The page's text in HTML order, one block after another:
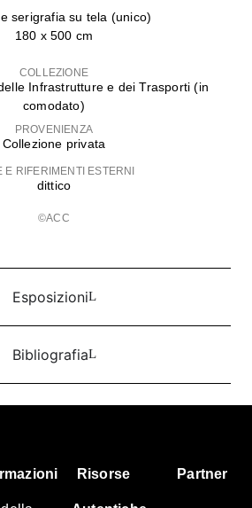
serigrafia su tela (unico)
180 x 500 cm
COLLEZIONE
Infrastrutture e dei Trasporti (in
comodato)
PROVENIENZA
Collezione privata
E RIFERIMENTI ESTERNI
dittico
©ACC
Esposizioni
Bibliografia
Risorse Partner